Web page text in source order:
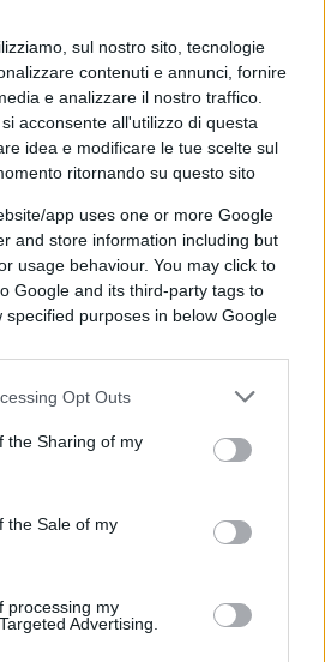
sul nostro sito, tecnologie
contenuti e annunci, fornire
e analizzare il nostro traffico.
acconsente all'utilizzo di questa
idea e modificare le tue scelte sul
ritornando su questo sito
app uses one or more Google
and store information including but
usage behaviour. You may click to
Google and its third-party tags to
specified purposes in below Google
Opt Outs
the Sharing of my
the Sale of my
processing my
Advertising.
uno.
delnuovo contratto
che mette in busta paga 435
riflettere sulla
termini di pesi massimi del
a Madrid. Il prossimo
del terzo polo bancario
dell’atteso
europea, che
quando a Bruxelles si
che ad oggi avrebbe le
protagonista nello stadio
Sanpaolo